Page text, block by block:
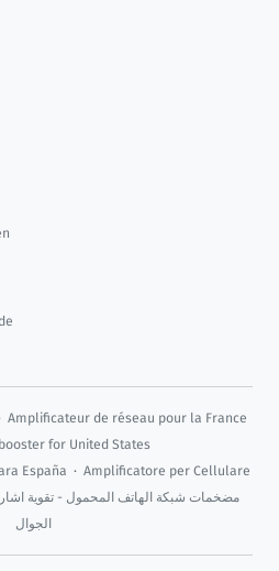
Amplificateur de réseau pour la France
for United States
España · Amplificatore per Cellulare
الجوال